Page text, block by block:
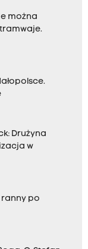
można
Drużyna
w
po